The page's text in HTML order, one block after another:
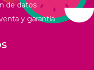
de datos
y garantía